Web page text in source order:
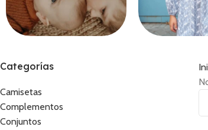
Jerséis
Categorías
Camisetas
Complementos
Conjuntos